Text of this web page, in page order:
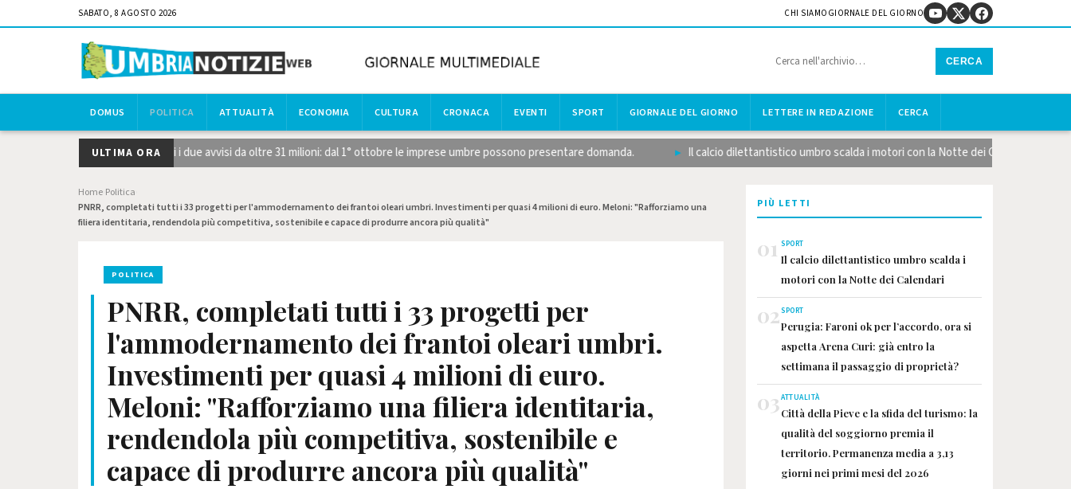
SABATO, 8 AGOSTO 2026 CHI SIAMO GIORNALE DEL GIORNO
CERCA
DOMUS POLITICA ATTUALITÀ ECONOMIA CULTURA CRONACA EVENTI SPORT GIORNALE DEL GIORNO LETTERE IN REDAZIONE CERCA
ULTIMA ORA
STEP, pubblicati i due avvisi da oltre 31 milioni: dal 1° ottobre le imprese umbre possono presentare domanda. Il calcio dilettantistico umbro scalda i motori con la Notte dei Calendari
Home Politica
PNRR, completati tutti i 33 progetti per l'ammodernamento dei frantoi oleari umbri. Investimenti per quasi 4 milioni di euro. Meloni: "Rafforziamo una
filiera identitaria, rendendola più competitiva, sostenibile e capace di produrre ancora più qualità"
POLITICA
PNRR, completati tutti i 33 progetti per
l'ammodernamento dei frantoi oleari umbri.
Investimenti per quasi 4 milioni di euro.
Meloni: "Rafforziamo una filiera identitaria,
rendendola più competitiva, sostenibile e
capace di produrre ancora più qualità"
PIÙ LETTI
01 SPORT
Il calcio dilettantistico umbro scalda i
motori con la Notte dei Calendari
02SPORT
Perugia: Faroni ok per l’accordo, ora si
aspetta Arena Curi: già entro la
settimana il passaggio di proprietà?
03ATTUALITÀ
Città della Pieve e la sfida del turismo: la
qualità del soggiorno premia il
territorio. Permanenza media a 3,13
giorni nei primi mesi del 2026